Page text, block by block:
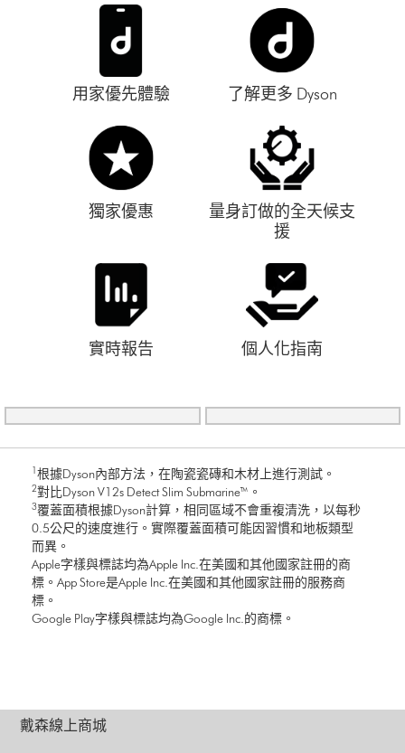
用家優先體驗 了解更多 Dyson
獨家優惠
量身訂做的全天候支
援
實時報告 個人化指南
1根據Dyson內部方法，在陶瓷瓷磚和木材上進行測試。
2對比Dyson V12s Detect Slim Submarine™。
3覆蓋面積根據Dyson計算，相同區域不會重複清洗，以每秒
0.5公尺的速度進行。實際覆蓋面積可能因習慣和地板類型
而異。
Apple字樣與標誌均為Apple Inc.在美國和其他國家註冊的商
標。App Store是Apple Inc.在美國和其他國家註冊的服務商
標。
Google Play字樣與標誌均為Google Inc.的商標。
戴森線上商城